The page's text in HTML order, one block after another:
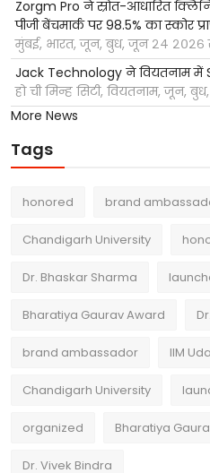
Zorgm Pro ने स्रोत-आधारित
पीजी बेंचमार्क पर 98.5% का स्कोर
मुंबई, भारत, जून, बुध, जून २४ २०२६
Jack Technology ने वियतनाम में
हो ची मिन्ह सिटी, वियतनाम, जून,
More News
Tags
honored brand
Chandigarh University
Dr. Bhaskar Sharma
Bharatiya Gaurav Award
brand ambassador IIM
Chandigarh University
organized Bharatiya
Dr. Vivek Bindra